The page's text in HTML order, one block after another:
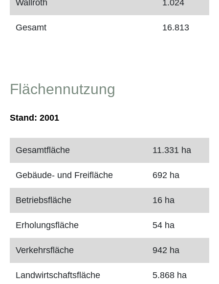
Wallroth 1.024
Gesamt 16.813
Flächennutzung
Stand: 2001
Gesamtfläche 11.331 ha
Gebäude- und Freifläche 692 ha
Betriebsfläche 16 ha
Erholungsfläche 54 ha
Verkehrsfläche 942 ha
Landwirtschaftsfläche 5.868 ha